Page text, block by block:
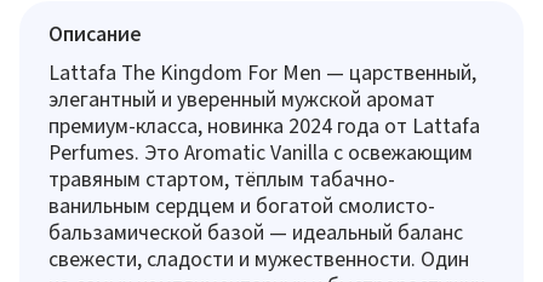
Описание
Lattafa The Kingdom For Men — царственный,
элегантный и уверенный мужской аромат
премиум-класса, новинка 2024 года от Lattafa
Perfumes. Это Aromatic Vanilla с освежающим
травяным стартом, тёплым табачно-
ванильным сердцем и богатой смолисто-
бальзамической базой — идеальный баланс
свежести, сладости и мужественности. Один